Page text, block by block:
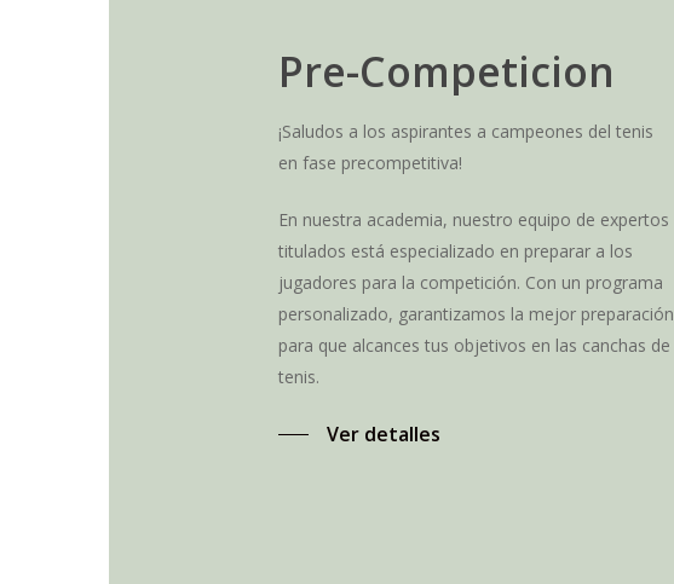
Pre-Competicion
¡Saludos a los aspirantes a campeones del tenis
en fase precompetitiva!
En nuestra academia, nuestro equipo de expertos
titulados está especializado en preparar a los
jugadores para la competición. Con un programa
personalizado, garantizamos la mejor preparación
para que alcances tus objetivos en las canchas de
tenis.
Ver detalles